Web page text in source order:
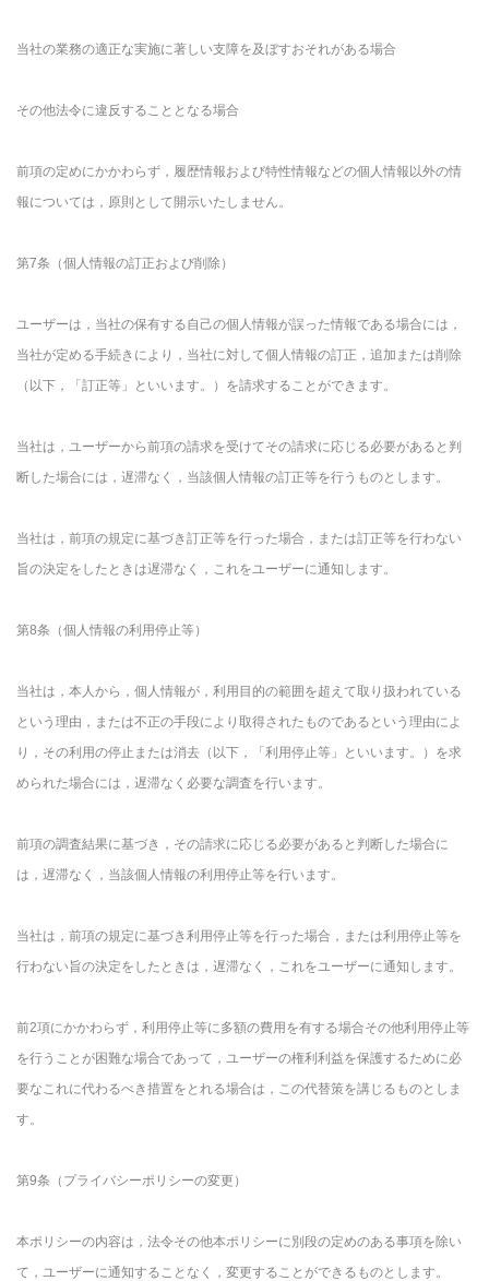
当社の業務の適正な実施に著しい支障を及ぼすおそれがある場合
その他法令に違反することとなる場合
前項の定めにかかわらず，履歴情報および特性情報などの個人情報以外の情
報については，原則として開示いたしません。
第7条（個人情報の訂正および削除）
ユーザーは，当社の保有する自己の個人情報が誤った情報である場合には，
当社が定める手続きにより，当社に対して個人情報の訂正，追加または削除
（以下，「訂正等」といいます。）を請求することができます。
当社は，ユーザーから前項の請求を受けてその請求に応じる必要があると判
断した場合には，遅滞なく，当該個人情報の訂正等を行うものとします。
当社は，前項の規定に基づき訂正等を行った場合，または訂正等を行わない
旨の決定をしたときは遅滞なく，これをユーザーに通知します。
第8条（個人情報の利用停止等）
当社は，本人から，個人情報が，利用目的の範囲を超えて取り扱われている
という理由，または不正の手段により取得されたものであるという理由によ
り，その利用の停止または消去（以下，「利用停止等」といいます。）を求
められた場合には，遅滞なく必要な調査を行います。
前項の調査結果に基づき，その請求に応じる必要があると判断した場合に
は，遅滞なく，当該個人情報の利用停止等を行います。
当社は，前項の規定に基づき利用停止等を行った場合，または利用停止等を
行わない旨の決定をしたときは，遅滞なく，これをユーザーに通知します。
前2項にかかわらず，利用停止等に多額の費用を有する場合その他利用停止等
を行うことが困難な場合であって，ユーザーの権利利益を保護するために必
要なこれに代わるべき措置をとれる場合は，この代替策を講じるものとしま
す。
第9条（プライバシーポリシーの変更）
本ポリシーの内容は，法令その他本ポリシーに別段の定めのある事項を除い
て，ユーザーに通知することなく，変更することができるものとします。